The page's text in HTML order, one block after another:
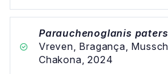
Parauchenoglanis
Vreven, Bragança,
Chakona, 2024